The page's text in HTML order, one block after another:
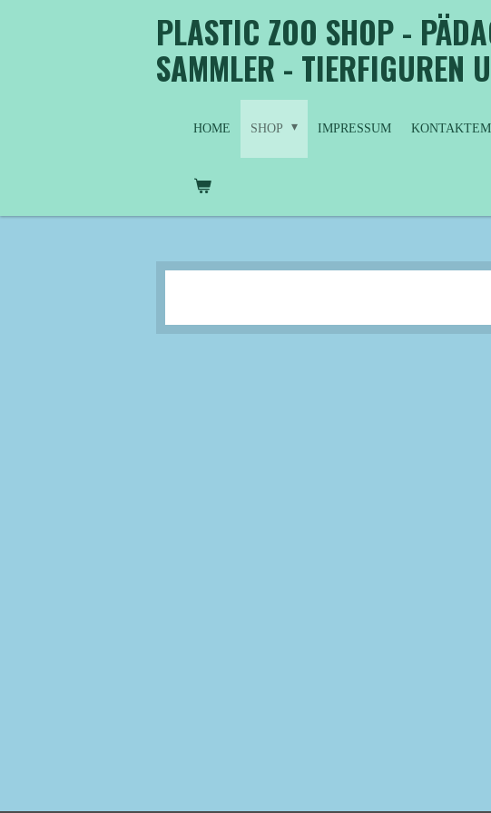
PLASTIC ZOO SHOP -
SAMMLER - TIERFIGUREN
HOME SHOP IMPRESSUM